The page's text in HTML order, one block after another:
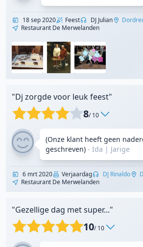
18 sep 2020 Feest DJ Julian
Restaurant De Merwelanden
"Dj zorgde voor leuk feest"
8/ 10
(Onze klant heeft geen
geschreven) - Ida | Jarige
6 mrt 2020 Verjaardag DJ Rinaldo
Restaurant De Merwelanden
"Gezellige dag met super..."
10/ 10